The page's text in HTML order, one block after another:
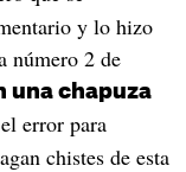
y lo hizo
número 2 de
una chapuza
error para
chistes de esta